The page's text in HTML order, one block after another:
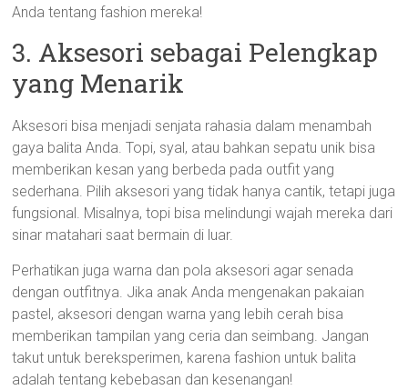
Anda tentang fashion mereka!
3. Aksesori sebagai Pelengkap
yang Menarik
Aksesori bisa menjadi senjata rahasia dalam menambah
gaya balita Anda. Topi, syal, atau bahkan sepatu unik bisa
memberikan kesan yang berbeda pada outfit yang
sederhana. Pilih aksesori yang tidak hanya cantik, tetapi juga
fungsional. Misalnya, topi bisa melindungi wajah mereka dari
sinar matahari saat bermain di luar.
Perhatikan juga warna dan pola aksesori agar senada
dengan outfitnya. Jika anak Anda mengenakan pakaian
pastel, aksesori dengan warna yang lebih cerah bisa
memberikan tampilan yang ceria dan seimbang. Jangan
takut untuk bereksperimen, karena fashion untuk balita
adalah tentang kebebasan dan kesenangan!